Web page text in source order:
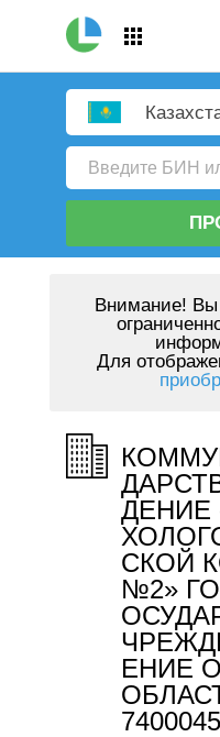
Внимание! Вы
Для
ДЕНИЕ
СКОЙ
№2»
ЕНИЕ